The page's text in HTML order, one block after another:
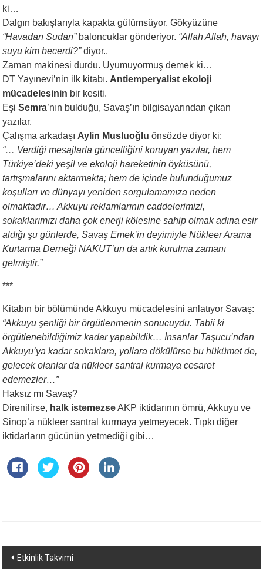
ki…
Dalgın bakışlarıyla kapakta gülümsüyor. Gökyüzüne
“Havadan Sudan” baloncuklar gönderiyor. “Allah Allah, havayı
suyu kim becerdi?”diyor..
Zaman makinesi durdu. Uyumuyormuş demek ki…
DT Yayınevi’nin ilk kitabı. Antiemperyalist ekoloji
mücadelesinin bir kesiti.
EşiSemra’nın bulduğu, Savaş’ın bilgisayarından çıkan
yazılar.
Çalışma arkadaşı Aylin Musluoğlu önsözde diyor ki:
“… Verdiği mesajlarla güncelliğini koruyan yazılar, hem
Türkiye’deki yeşil ve ekoloji hareketinin öyküsünü,
tartışmalarını aktarmakta; hem de içinde bulunduğumuz
koşulları ve dünyayı yeniden sorgulamamıza neden
olmaktadır… Akkuyu reklamlarının caddelerimizi,
sokaklarımızı daha çok enerji kölesine sahip olmak adına esir
aldığı şu günlerde, Savaş Emek’in deyimiyle Nükleer Arama
Kurtarma Derneği NAKUT’un da artık kurulma zamanı
gelmiştir.”
***
Kitabın bir bölümünde Akkuyu mücadelesini anlatıyor Savaş:
“Akkuyu şenliği bir örgütlenmenin sonucuydu. Tabii ki
örgütlenebildiğimiz kadar yapabildik… İnsanlar Taşucu’ndan
Akkuyu’ya kadar sokaklara, yollara dökülürse bu hükümet de,
gelecek olanlar da nükleer santral kurmaya cesaret
edemezler…”
Haksız mı Savaş?
Direnilirse, halk istemezseAKP iktidarının ömrü, Akkuyu ve
Sinop’a nükleer santral kurmaya yetmeyecek. Tıpkı diğer
iktidarların gücünün yetmediği gibi…
Yazı
Etkinlik Takvimi